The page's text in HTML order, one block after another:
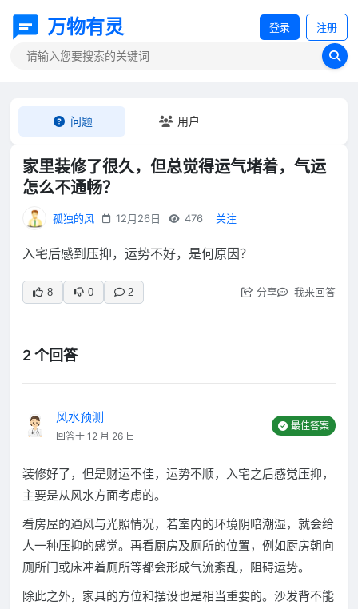
万物有灵 登录 注册
问题 用户
家里装修了很久，但总觉得运气堵着，气运
怎么不通畅？
孤独的风 12月26日 476 关注
入宅后感到压抑，运势不好，是何原因？
8 0 2 分享 我来回答
2 个回答
风水预测
回答于 12 月 26 日
最佳答案
装修好了，但是财运不佳，运势不顺，入宅之后感觉压抑，
主要是从风水方面考虑的。
看房屋的通风与光照情况，若室内的环境阴暗潮湿，就会给
人一种压抑的感觉。再看厨房及厕所的位置，例如厨房朝向
厕所门或床冲着厕所等都会形成气流紊乱，阻碍运势。
除此之外，家具的方位和摆设也是相当重要的。沙发背不能